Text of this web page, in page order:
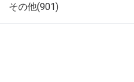
その他(901)